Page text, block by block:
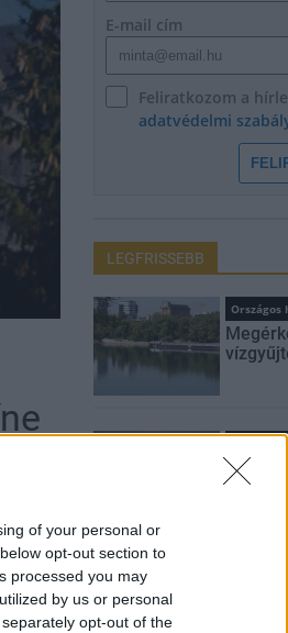
of your personal or
opt-out section to
processed you may
by us or personal
opt-out of the
E-mail cím
Feliratkozom a
adatvédelmi
LEGFRISSEBB
Országos
Amire